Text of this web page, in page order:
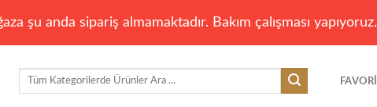
şu anda sipariş almamaktadır. Bakım çalışması yapıyoruz.
Ara:
FAVORI